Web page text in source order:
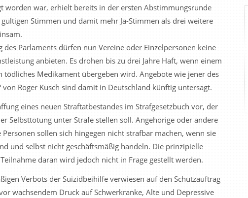
worden war, erhielt bereits in der ersten Abstimmungsrunde
Stimmen und damit mehr Ja-Stimmen als drei weitere
des Parlaments dürfen nun Vereine oder Einzelpersonen keine
anbieten. Es drohen bis zu drei Jahre Haft, wenn einem
tödliches Medikament übergeben wird. Angebote wie jener des
von Roger Kusch sind damit in Deutschland künftig untersagt.
eines neuen Straftatbestandes im Strafgesetzbuch vor, der
Selbsttötung unter Strafe stellen soll. Angehörige oder andere
sollen sich hingegen nicht strafbar machen, wenn sie
und selbst nicht geschäftsmäßig handeln. Die prinzipielle
daran wird jedoch nicht in Frage gestellt werden.
Verbots der Suizidbeihilfe verwiesen auf den Schutzauftrag
wachsendem Druck auf Schwerkranke, Alte und Depressive